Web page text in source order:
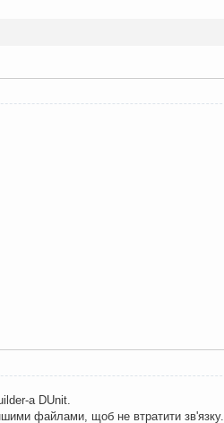
а DUnit.
файлами, щоб не втратити зв'язку.